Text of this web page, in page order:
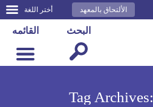
أختر اللغة الألتحاق بالمعهد
القائمه البحث
Tag Archives: